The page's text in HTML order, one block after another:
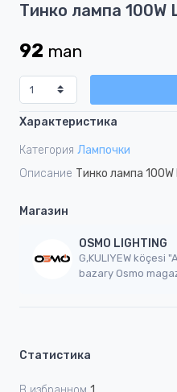
1
1
Тинко лампа 100W
92 man
Характеристика
Категория Лампочки
Описание Тинко лампа 100W
Магазин
OSMO LIGHTING
G,KULIYEW köçesi
bazary Osmo
Статистика